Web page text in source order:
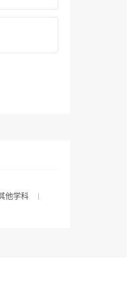
他学科